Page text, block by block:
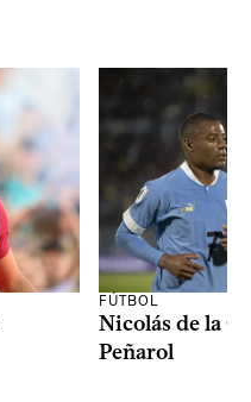
FÚTBOL
Nicolás de la
Peñarol